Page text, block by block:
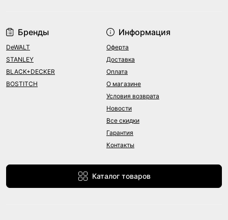
Бренды
DeWALT
STANLEY
BLACK+DECKER
BOSTITCH
Информация
Оферта
Доставка
Оплата
О магазине
Условия возврата
Новости
Все скидки
Гарантия
Контакты
Каталог товаров